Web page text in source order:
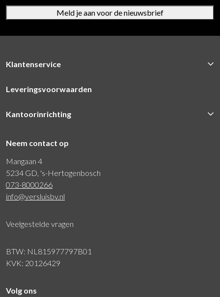
Meld je aan voor de nieuwsbrief
Klantenservice
Leveringsvoorwaarden
Kantoorinrichting
Neem contact op
Mangaan 4
5234 GD, 's-Hertogenbosch
073-8000266
info@versluisbv.nl
Veelgestelde vragen
BTW: NL815977797B01
KVK: 20126429
Volg ons